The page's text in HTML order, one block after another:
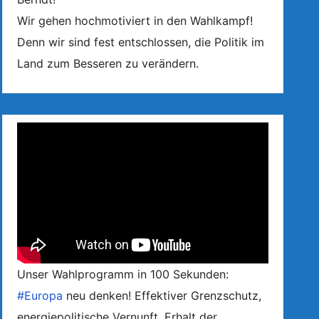
Wir gehen hochmotiviert in den Wahlkampf!
Denn wir sind fest entschlossen, die Politik im
Land zum Besseren zu verändern.
Unser Wahlprogramm in 100 Sekunden:
#Europa neu denken! Effektiver Grenzschutz,